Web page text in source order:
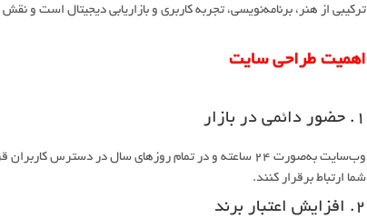
ترکیبی از هنر، برنامه‌نویسی، تجربه کاربری و بازاریابی دیجیتال است و
اهمیت طراحی سایت
۱. حضور دائمی در بازار
وب‌سایت به‌صورت ۲۴ ساعته و در تمام روزهای سال در
شما ارتباط برقرار کنند.
۲. افزایش اعتبار برند